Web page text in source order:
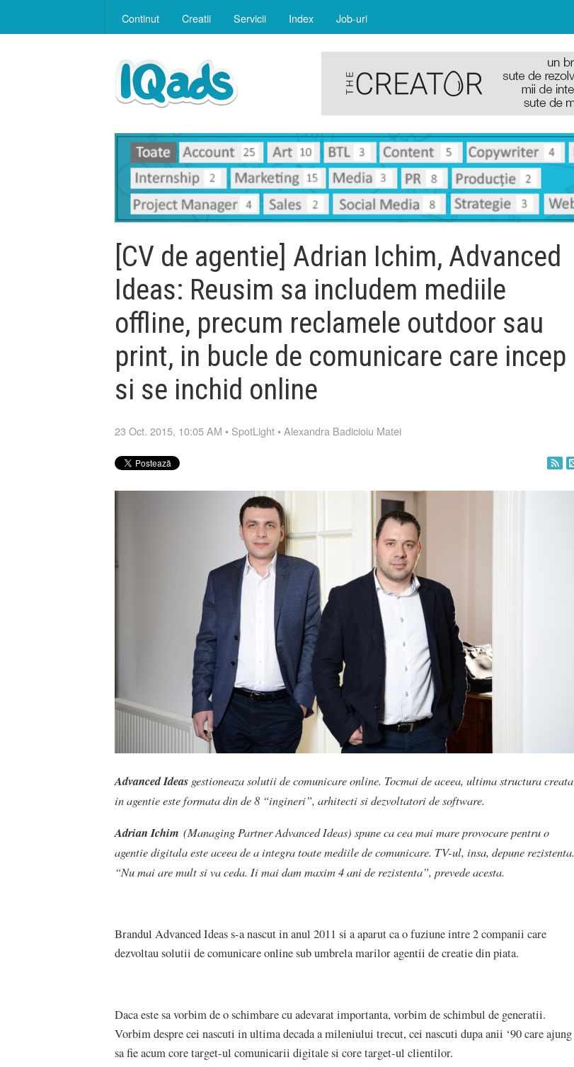
Continut Creatii Servicii Index Job-uri
[CV de agentie] Adrian Ichim, Advanced
Ideas: Reusim sa includem mediile
offline, precum reclamele outdoor sau
print, in bucle de comunicare care incep
si se inchid online
23 Oct. 2015, 10:05 AM • SpotLight •Alexandra Badicioiu Matei
Advanced Ideas gestioneaza solutii de comunicare online. Tocmai de aceea, ultima structura creata
in agentie este formata din de 8 “ingineri”, arhitecti si dezvoltatori de software.
Adrian Ichim (Managing Partner Advanced Ideas) spune ca cea mai mare provocare pentru o
agentie digitala este aceea de a integra toate mediile de comunicare. TV-ul, insa, depune rezistenta.
“Nu mai are mult si va ceda. Ii mai dam maxim 4 ani de rezistenta”, prevede acesta.
Brandul Advanced Ideas s-a nascut in anul 2011 si a aparut ca o fuziune intre 2 companii care
dezvoltau solutii de comunicare online sub umbrela marilor agentii de creatie din piata.
Daca este sa vorbim de o schimbare cu adevarat importanta, vorbim de schimbul de generatii.
Vorbim despre cei nascuti in ultima decada a mileniului trecut, cei nascuti dupa anii ‘90 care ajung
sa fie acum core target-ul comunicarii digitale si core target-ul clientilor.